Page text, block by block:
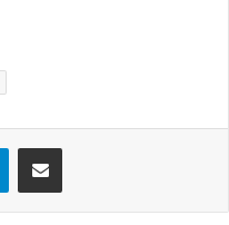
Telegram